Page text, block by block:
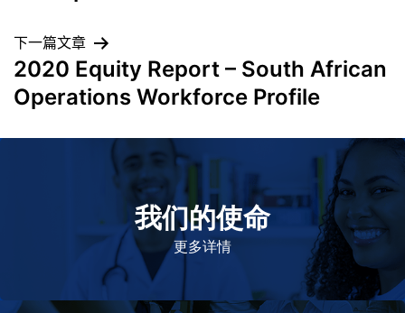
下一篇文章
2020 Equity Report – South African
Operations Workforce Profile
我们的使命
更多详情
致力于提高患者的生命健康和质量